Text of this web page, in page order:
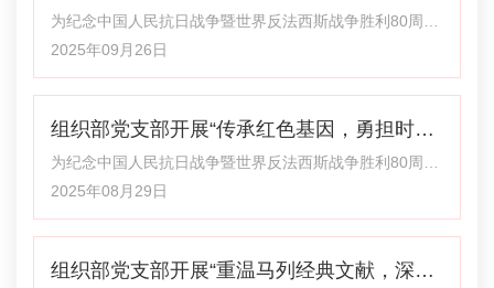
三大核心主题，通过200余幅（件）珍贵文献系统呈现抗
战历史图景。展品涵盖抗战时期甘肃地区的重要报刊、照
主题党日活动
为纪念中国人民抗日战争暨世界反法西斯战争胜利80周
年，深入传承红色基因，厚植爱国情怀，9月26日下午，
组织部党支部与交流合作处党支部联合开展“铭记历史汲取
看了历史题材影片《731》，在回望历史中凝聚奋进力
量。 影片讲述了在抗战胜利前夕，侵华日军为了扭转战局
在我国东北哈尔滨平房区开展细菌战研究，屠戮百姓进行
2025年09月26日
组织部党支部开展“传承红色基因，勇担时代
使命”主题党日活动
为纪念中国人民抗日战争暨世界反法西斯战争胜利80周
年，8月29日下午，组织部党支部全体党员在支部书记张
志泰同志带领下，在校（院）图书和文化馆视听欣赏室开
在观看过程中，大家了解了“八路军冀南抗日根据地”的浴
2025年08月29日
组织部党支部开展“重温马列经典文献，深切